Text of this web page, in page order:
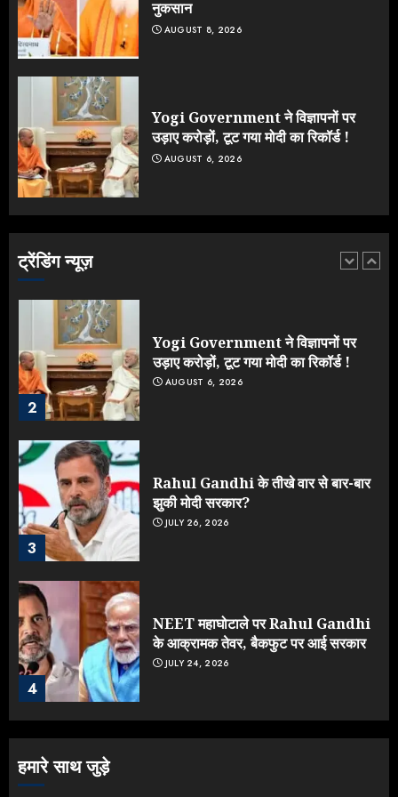
नुकसान
AUGUST 8, 2026
Yogi Government ने विज्ञापनों पर
उड़ाए करोड़ों, टूट गया मोदी का रिकॉर्ड !
AUGUST 6, 2026
ट्रेंडिंग न्यूज़
5
JULY 23, 2026
1
लड़ाई, यूपी चुनाव में भाजपा उठाएगी भारी
नुकसान
2
Yogi Government ने विज्ञापनों पर
उड़ाए करोड़ों, टूट गया मोदी का रिकॉर्ड !
AUGUST 6, 2026
3
Rahul Gandhi के तीखे वार से बार-बार
झुकी मोदी सरकार?
JULY 26, 2026
4
NEET महाघोटाले पर Rahul Gandhi
के आक्रामक तेवर, बैकफुट पर आई सरकार
JULY 24, 2026
हमारे साथ जुड़े